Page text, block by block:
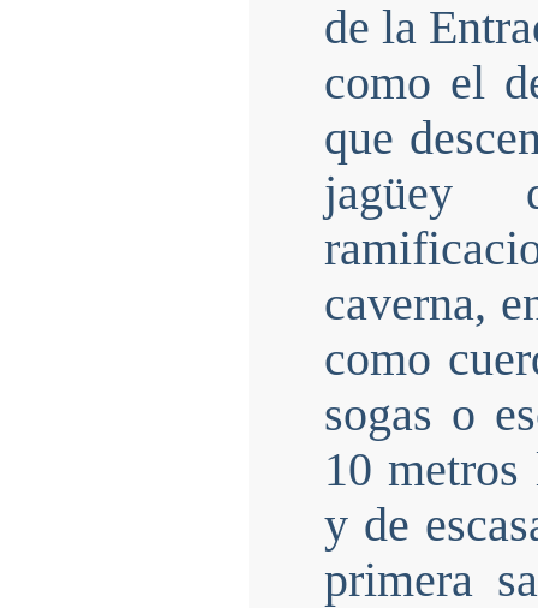
de la
como el
que
jagüey
caverna,
como
sogas o
10 metros
y de
primera